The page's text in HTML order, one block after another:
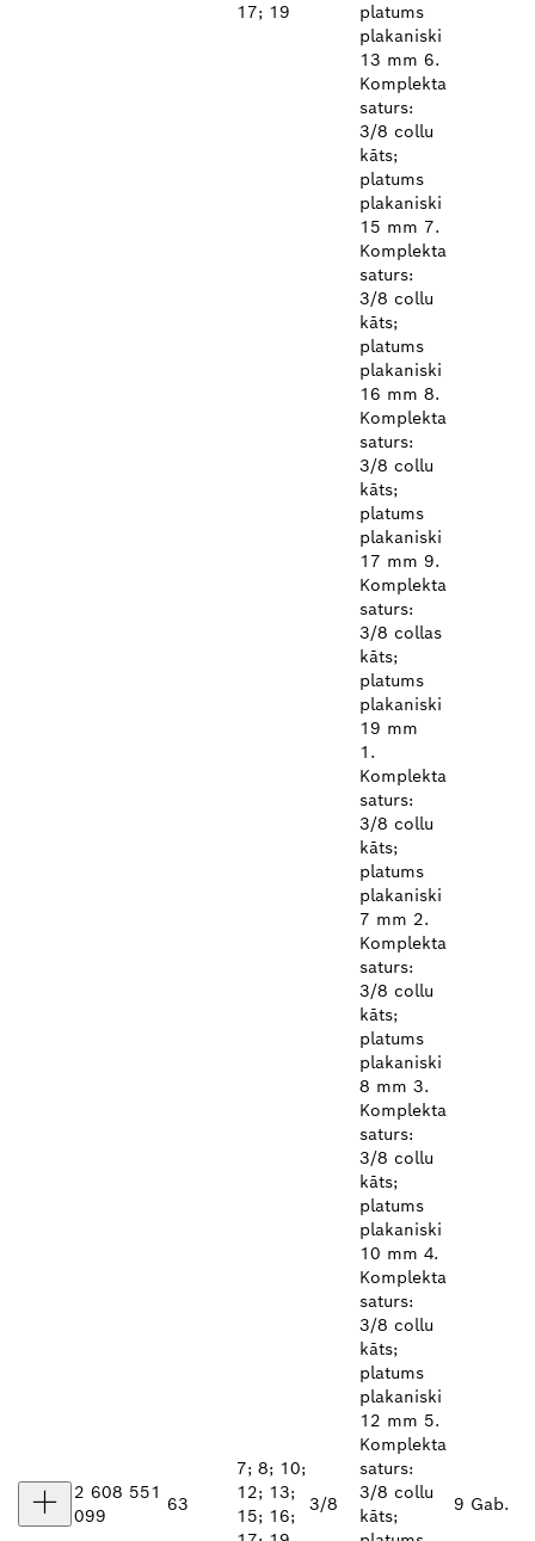
17; 19
platums
plakaniski
13 mm 6.
Komplekta
saturs:
3/8 collu
kāts;
platums
plakaniski
15 mm 7.
Komplekta
saturs:
3/8 collu
kāts;
platums
plakaniski
16 mm 8.
Komplekta
saturs:
3/8 collu
kāts;
platums
plakaniski
17 mm 9.
Komplekta
saturs:
3/8 collas
kāts;
platums
plakaniski
19 mm
2 608 551
099
63
7; 8; 10;
12; 13;
15; 16;
3/8
1.
Komplekta
saturs:
3/8 collu
kāts;
platums
plakaniski
7 mm 2.
Komplekta
saturs:
3/8 collu
kāts;
platums
plakaniski
8 mm 3.
Komplekta
saturs:
3/8 collu
kāts;
platums
plakaniski
10 mm 4.
Komplekta
saturs:
3/8 collu
kāts;
platums
plakaniski
12 mm 5.
Komplekta
saturs:
3/8 collu
kāts;
9 Gab.